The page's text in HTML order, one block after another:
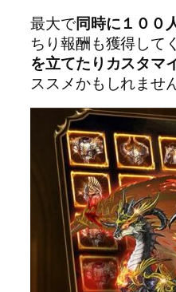
最大で同時に１００
ちり報酬も獲得して
を立てたりカスタマ
ススメかもしれませ